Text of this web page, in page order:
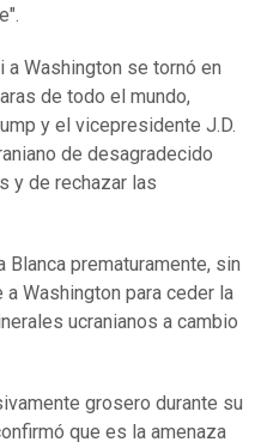
Washington se tornó en
de todo el mundo,
y el vicepresidente J.D.
de desagradecido
y de rechazar las
prematuramente, sin
Washington para ceder la
ucranianos a cambio
grosero durante su
que es la amenaza